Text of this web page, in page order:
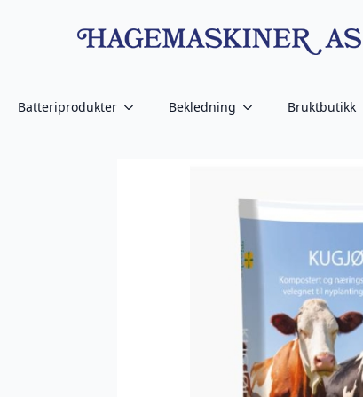
Batteriprodukter Bekledning Bruktbutikk